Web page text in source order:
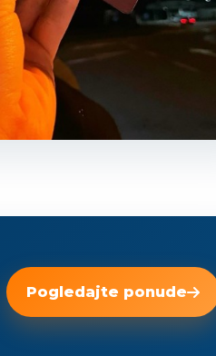
Pogledajte ponude